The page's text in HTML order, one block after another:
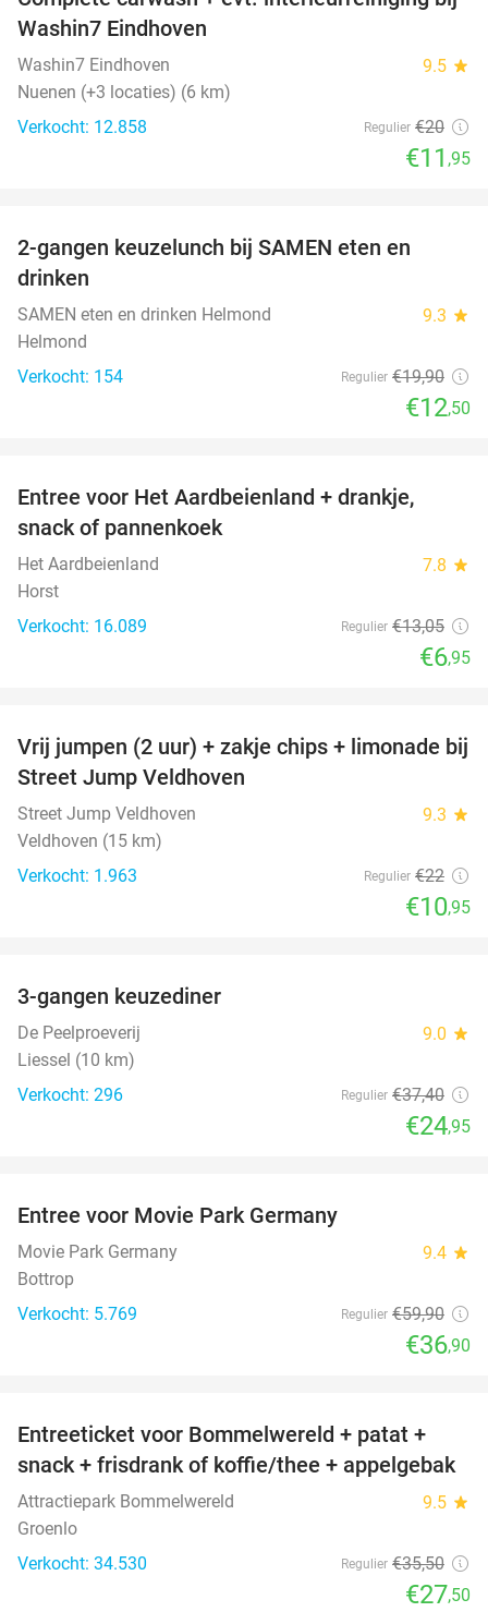
Washin7 Eindhoven
Washin7 Eindhoven 9.5 star
Nuenen (+3 locaties) (6 km)
Verkocht: 12.858
Regulier €20
€11 ,95
2-gangen keuzelunch bij SAMEN eten en
drinken
SAMEN eten en drinken Helmond 9.3 star
Helmond
Verkocht: 154
Regulier €19,90
€12,50
Entree voor Het Aardbeienland + drankje,
snack of pannenkoek
Het Aardbeienland 7.8 star
Horst
Verkocht: 16.089
Regulier €13,05
€6,95
50%
Vrij jumpen (2 uur) + zakje chips + limonade bij
Street Jump Veldhoven
Street Jump Veldhoven 9.3 star
Veldhoven (15 km)
Verkocht: 1.963
Regulier €22
€10,95
3-gangen keuzediner
De Peelproeverij 9.0 star
Liessel (10 km)
Verkocht: 296
Regulier €37,40
€24,95
Entree voor Movie Park Germany
Movie Park Germany 9.4 star
Bottrop
Verkocht: 5.769
Regulier €59,90
€36,90
23%
Entreeticket voor Bommelwereld + patat +
snack + frisdrank of koffie/thee + appelgebak
Attractiepark Bommelwereld 9.5 star
Groenlo
Verkocht: 34.530
Regulier €35,50
€27,50